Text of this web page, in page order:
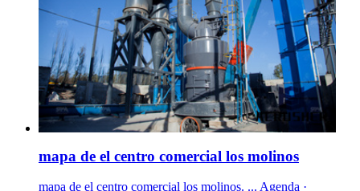
mapa de el centro comercial los molinos
mapa de el centro comercial los molinos. ... Agenda ·